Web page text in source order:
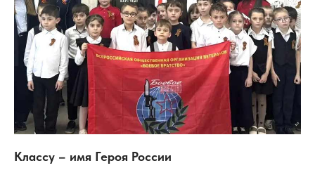
Классу – имя Героя России